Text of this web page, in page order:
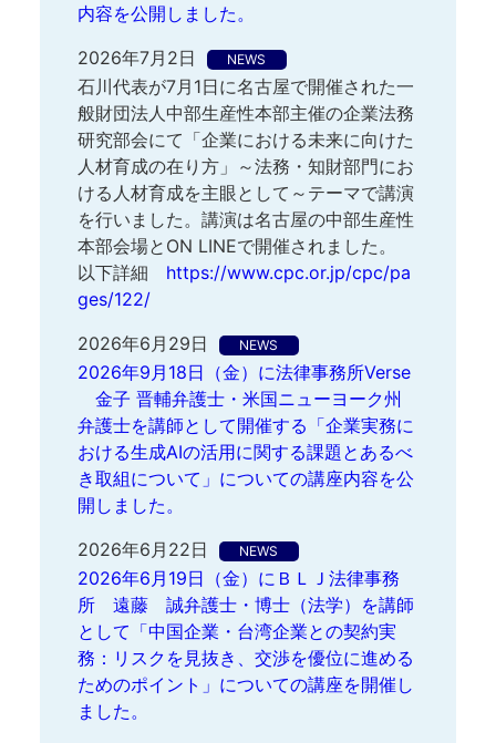
内容を公開しました。
2026年7月2日
NEWS
石川代表が7月1日に名古屋で開催された一
般財団法人中部生産性本部主催の企業法務
研究部会にて「企業における未来に向けた
人材育成の在り方」～法務・知財部門にお
ける人材育成を主眼として～テーマで講演
を行いました。講演は名古屋の中部生産性
本部会場とON LINEで開催されました。
以下詳細 https://www.cpc.or.jp/cpc/pa
ges/122/
2026年6月29日
NEWS
2026年9月18日（金）に法律事務所Verse
金子 晋輔弁護士・米国ニューヨーク州
弁護士を講師として開催する「企業実務に
おける生成AIの活用に関する課題とあるべ
き取組について」についての講座内容を公
開しました。
2026年6月22日
NEWS
2026年6月19日（金）にＢＬＪ法律事務
所 遠藤 誠弁護士・博士（法学）を講師
として「中国企業・台湾企業との契約実
務：リスクを見抜き、交渉を優位に進める
ためのポイント」についての講座を開催し
ました。